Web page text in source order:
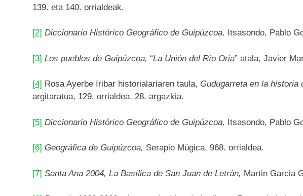
139. eta 140. orrialdeak.
[2] Diccionario Histórico Geográfico de Guipúzcoa, Itsasondo, Pablo
[3] Los pueblos de Guipúzcoa, “La Unión del Río Oria” atala, Javier
[4] Rosa Ayerbe Iribar historialariaren taula, Gudugarreta en la historia
argitaratua, 129. orrialdea, 28. argazkia.
[5] Diccionario Histórico Geográfico de Guipúzcoa, Itsasondo, Pablo
[6] Geográfica de Guipúzcoa, Serapio Múgica, 968. orrialdea.
[7] Santa Ana 2004, La Basílica de San Juan de Letrán, Martin Garcia